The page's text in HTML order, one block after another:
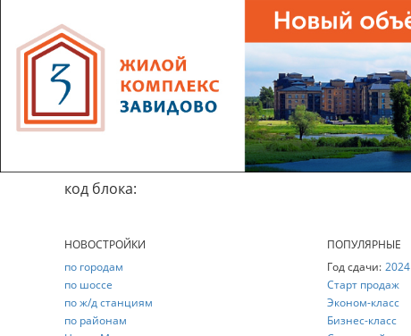
код блока:
НОВОСТРОЙКИ
по городам
по шоссе
по ж/д станциям
по районам
ПОПУЛЯРНЫЕ
Год сдачи: 2024
Старт продаж
Эконом-класс
Бизнес-класс